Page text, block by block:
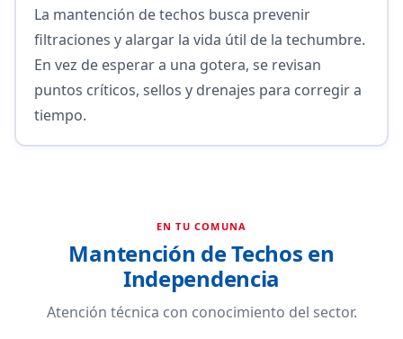
La mantención de techos busca prevenir
filtraciones y alargar la vida útil de la techumbre.
En vez de esperar a una gotera, se revisan
puntos críticos, sellos y drenajes para corregir a
tiempo.
EN TU COMUNA
Mantención de Techos en
Independencia
Atención técnica con conocimiento del sector.